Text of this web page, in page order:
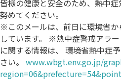
皆様の健康と安全のため、熱中
努めてください。
※このメールは、前日に環境省
しています。 ※熱中症警戒アラ
に関する情報は、 環境省熱中症
さい。 www.wbgt.env.go.jp/